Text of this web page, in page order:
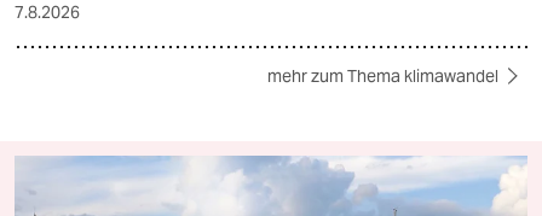
7.8.2026
mehr zum Thema klimawandel